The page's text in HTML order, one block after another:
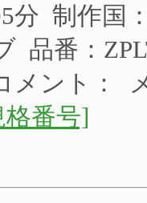
分 制作国
品番：
メント：
格番号]